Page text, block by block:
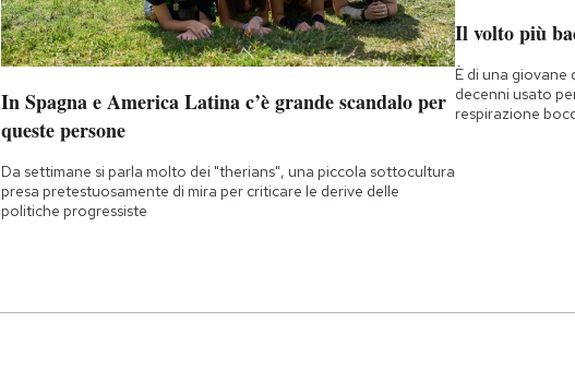
In Spagna e America Latina c’è grande scandalo per
queste persone
Da settimane si parla molto dei "therians", una piccola sottocultura
presa pretestuosamente di mira per criticare le derive delle
politiche progressiste
Il volto più
È di una
decenni usato
respirazione